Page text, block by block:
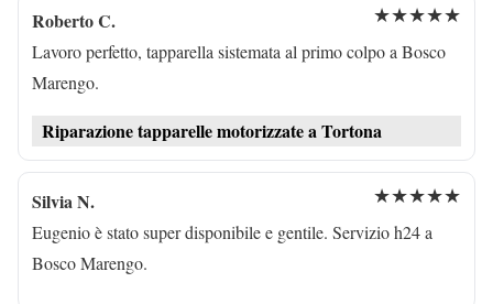
Roberto C. ★★★★★
Lavoro perfetto, tapparella sistemata al primo colpo a Bosco
Marengo.
Riparazione tapparelle motorizzate a Tortona
Silvia N. ★★★★★
Eugenio è stato super disponibile e gentile. Servizio h24 a
Bosco Marengo.